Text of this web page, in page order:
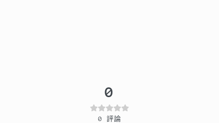
0
0 評論